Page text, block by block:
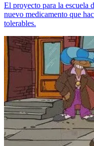
El proyecto para la escuela
nuevo medicamento que
tolerables.